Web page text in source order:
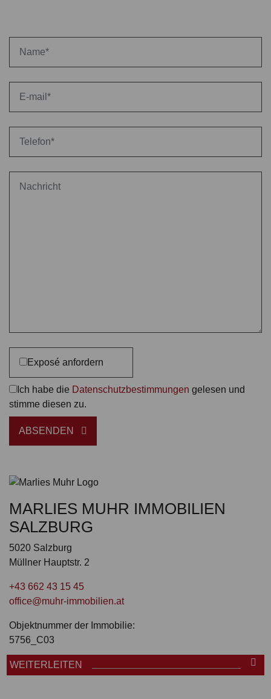
Exposé anfordern
Ich habe die Datenschutzbestimmungen gelesen und
stimme diesen zu.
ABSENDEN
MARLIES MUHR IMMOBILIEN
SALZBURG
5020 Salzburg
Müllner Hauptstr. 2
+43 662 43 15 45
office@muhr-immobilien.at
Objektnummer der Immobilie:
5756_C03
WEITERLEITEN